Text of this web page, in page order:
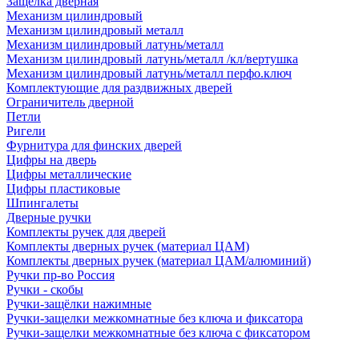
Механизм цилиндровый
Механизм цилиндровый металл
Механизм цилиндровый латунь/металл
Механизм цилиндровый латунь/металл /кл/вертушка
Механизм цилиндровый латунь/металл перфо.ключ
Комплектующие для раздвижных дверей
Ограничитель дверной
Петли
Ригели
Фурнитура для финских дверей
Цифры на дверь
Цифры металлические
Цифры пластиковые
Шпингалеты
Дверные ручки
Комплекты ручек для дверей
Комплекты дверных ручек (материал ЦАМ)
Комплекты дверных ручек (материал ЦАМ/алюминий)
Ручки пр-во Россия
Ручки - скобы
Ручки-защёлки нажимные
Ручки-защелки межкомнатные без ключа и фиксатора
Ручки-защелки межкомнатные без ключа с фиксатором